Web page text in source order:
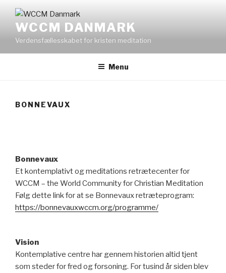
indholdWCCM DANMARK
Verdensfællesskabet for kristen meditation
Menu
BONNEVAUX
Bonnevaux
Et kontemplativt og meditations retrætecenter for
WCCM – the World Community for Christian Meditation
Følg dette link for at se Bonnevaux retræteprogram:
https://bonnevauxwccm.org/programme/
Vision
Kontemplative centre har gennem historien altid tjent
som steder for fred og forsoning. For tusind år siden blev